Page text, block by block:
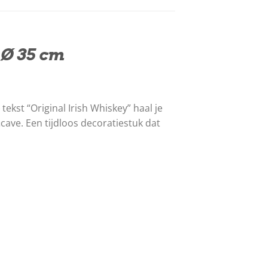
35 cm
“Original Irish Whiskey” haal je
Een tijdloos decoratiestuk dat